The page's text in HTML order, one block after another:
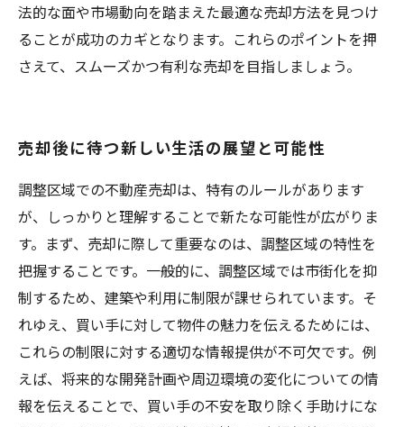
法的な面や市場動向を踏まえた最適な売却方法を見つけ
ることが成功のカギとなります。これらのポイントを押
さえて、スムーズかつ有利な売却を目指しましょう。
売却後に待つ新しい生活の展望と可能性
調整区域での不動産売却は、特有のルールがあります
が、しっかりと理解することで新たな可能性が広がりま
す。まず、売却に際して重要なのは、調整区域の特性を
把握することです。一般的に、調整区域では市街化を抑
制するため、建築や利用に制限が課せられています。そ
れゆえ、買い手に対して物件の魅力を伝えるためには、
これらの制限に対する適切な情報提供が不可欠です。例
えば、将来的な開発計画や周辺環境の変化についての情
報を伝えることで、買い手の不安を取り除く手助けにな